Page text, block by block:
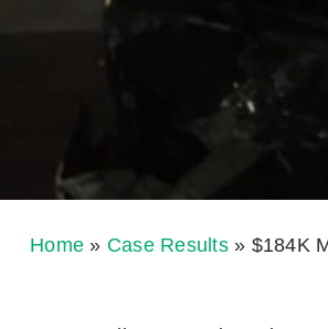
Home » Case Results» $184K